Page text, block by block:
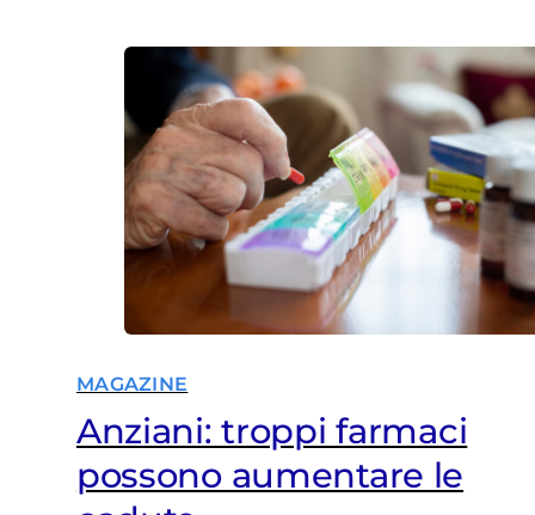
MAGAZINE
Anziani: troppi farmaci
possono aumentare le